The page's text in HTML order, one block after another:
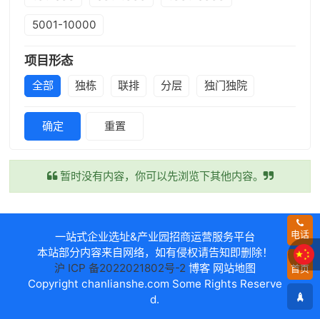
5001-10000
项目形态
全部 独栋 联排 分层 独门独院
确定 重置
暂时没有内容，你可以先浏览下其他内容。
一站式企业选址&产业园招商运营服务平台
本站部分内容来自网络，如有侵权请告知即删除！
沪 ICP 备2022021802号-2 博客 网站地图
Copyright chanlianshe.com Some Rights Reserve
d.
电话
首页